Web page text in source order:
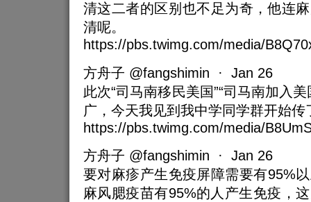
清这二者的区别也不足为奇，他连
清呢。
https://pbs.twimg.com/media/
方舟子 @fangshimin · Jan 26
此次“司马南移民美国”“司马南加入
广，今天我见到我中学同学群开始传
https://pbs.twimg.com/media/
方舟子 @fangshimin · Jan 26
要对麻疹产生免疫屏障需要有95%
麻风腮疫苗有95%的人产生免疫，